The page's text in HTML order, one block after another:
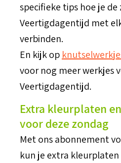
specifieke tips hoe je
Veertigdagentijd met
verbinden.
En kijk op
voor nog meer werkjes
Veertigdagentijd.
Extra kleurplaten
voor deze zondag
Met ons abonnement
kun je extra